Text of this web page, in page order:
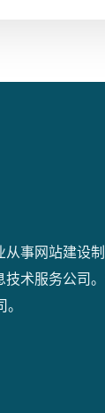
从事网站建设
术服务公司